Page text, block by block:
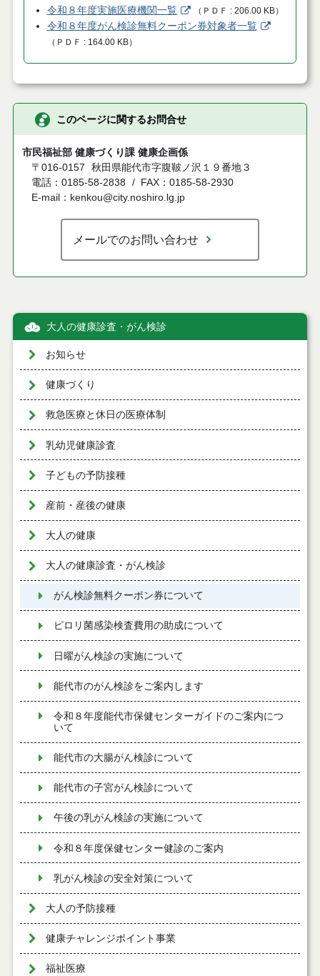
令和８年度実施医療機関一覧 （ ＰＤＦ 206.00 KB）
令和８年度がん検診無料クーポン券対象者一覧
（ ＰＤＦ 164.00 KB）
このページに関するお問合せ
市民福祉部 健康づくり課 健康企画係
〒016-0157
秋田県能代市字腹鞁ノ沢１９番地３
電話：0185-58-2838
FAX：0185-58-2930
E-mail：kenkou@city.noshiro.lg.jp
メールでのお問い合わせ
大人の健康診査・がん検診
お知らせ
健康づくり
救急医療と休日の医療体制
乳幼児健康診査
子どもの予防接種
産前・産後の健康
大人の健康
大人の健康診査・がん検診
がん検診無料クーポン券について
ピロリ菌感染検査費用の助成について
日曜がん検診の実施について
能代市のがん検診をご案内します
令和８年度能代市保健センターガイドのご案内につ
いて
能代市の大腸がん検診について
能代市の子宮がん検診について
午後の乳がん検診の実施について
令和８年度保健センター健診のご案内
乳がん検診の安全対策について
大人の予防接種
健康チャレンジポイント事業
福祉医療